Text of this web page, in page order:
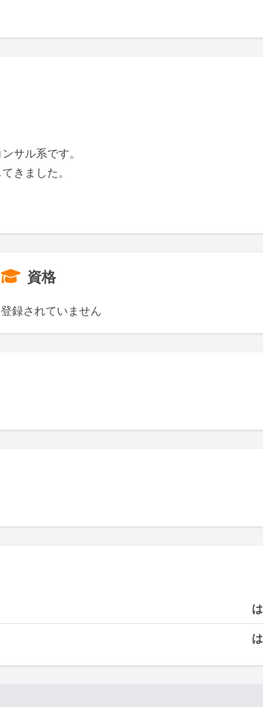
サル系です。
きました。
資格
登録されていません